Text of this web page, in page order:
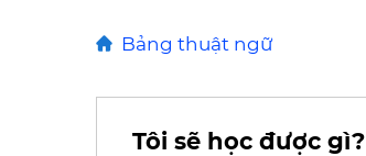
Bảng thuật ngữ
Tôi sẽ học được gì?